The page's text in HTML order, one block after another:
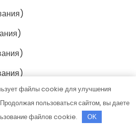
файлы cookie для улучшения
пользоваться сайтом, вы даете
файлов cookie.
OK